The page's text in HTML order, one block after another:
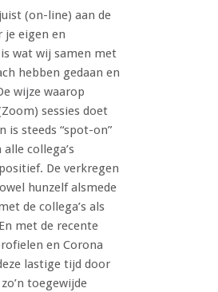
(on-line) aan de
je eigen en
wat wij samen met
hebben gedaan en
wijze waarop
sessies doet
is steeds “spot-on”
collega’s
De verkregen
hunzelf alsmede
de collega’s als
met de recente
en Corona
lastige tijd door
toegewijde